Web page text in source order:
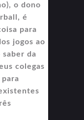
o dono
é
para
jogos ao
saber da
colegas